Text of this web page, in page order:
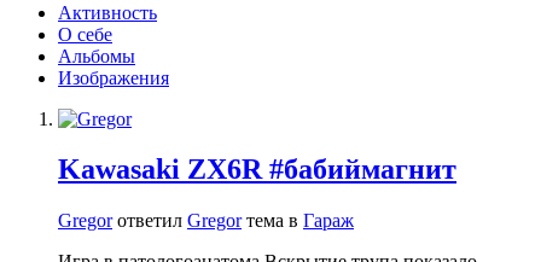
Активность
О себе
Альбомы
Изображения
Kawasaki ZX6R #бабиймагнит
Gregorответил Gregorтема в Гараж